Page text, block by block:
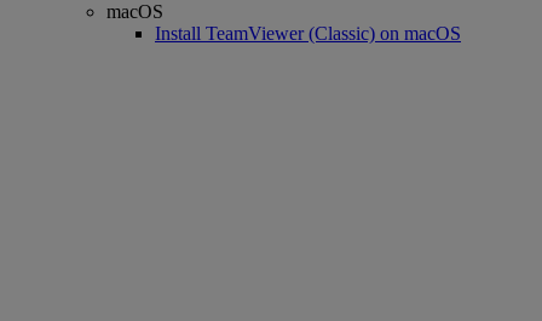
macOS
Install TeamViewer (Classic) on macOS